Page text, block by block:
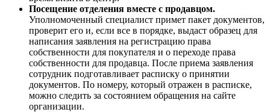
Посещение отделения вместе с продавцом.
Уполномоченный специалист примет пакет документов,
проверит его и, если все в порядке, выдаст образец для
написания заявления на регистрацию права
собственности для покупателя и о переходе права
собственности для продавца. После приема заявления
сотрудник подготавливает расписку о принятии
документов. По номеру, который отражен в расписке,
можно следить за состоянием обращения на сайте
организации.